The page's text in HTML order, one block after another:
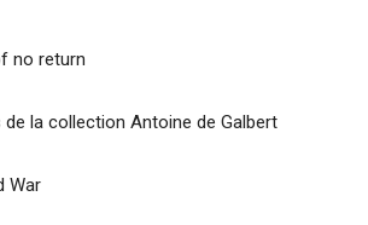
no return
de la collection Antoine de Galbert
War